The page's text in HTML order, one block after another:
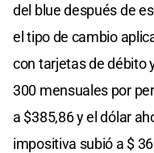
del blue después de
el tipo de cambio
con tarjetas de débito
300 mensuales por
a $385,86 y el dólar
impositiva subió a $